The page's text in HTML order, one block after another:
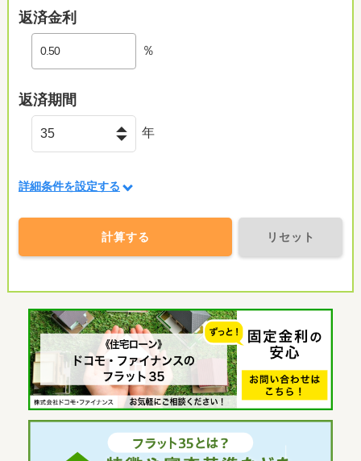
返済金利
％
返済期間
年
詳細条件を設定する
計算する リセット